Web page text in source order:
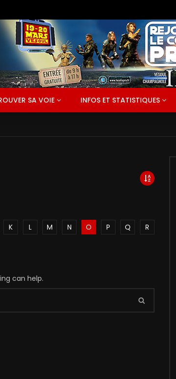
SA VOIE INFOS ET STATISTIQUES
K L M N O P Q
R
can help.